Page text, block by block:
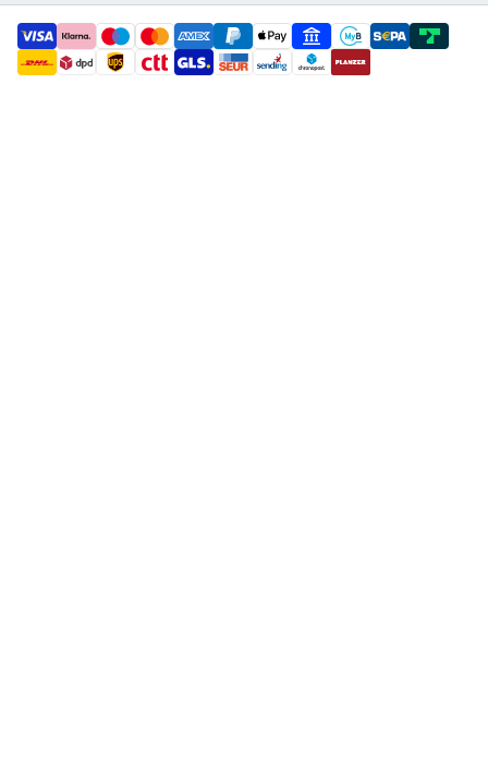
payment methods
shipment methods